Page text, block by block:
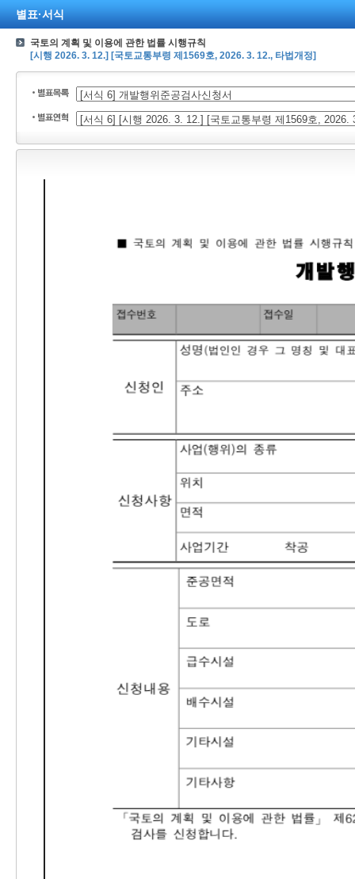
별표·서식
국토의 계획 및 이용에 관한 법률 시행규칙
[시행 2026. 3. 12.] [국토교통부령 제1569호, 2026. 3. 12., 타법개정]